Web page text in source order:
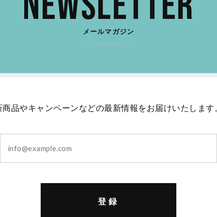
メールマガジン
商品やキャンペーンなどの最新情報をお届けいたします
登録